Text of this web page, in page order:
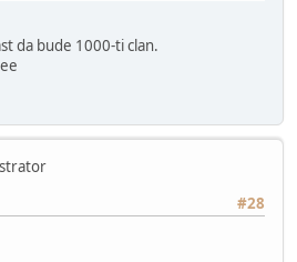
da bude 1000-ti clan.
#28